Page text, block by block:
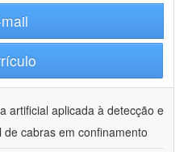
artificial aplicada à detecção e
cabras em confinamento